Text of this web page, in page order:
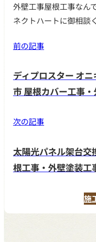
外壁工事屋根工事なん
ネクトハートに御相談
前の記事
ディプロスター オ
市 屋根カバー工事
次の記事
太陽光パネル架台交
根工事・外壁塗装工
施